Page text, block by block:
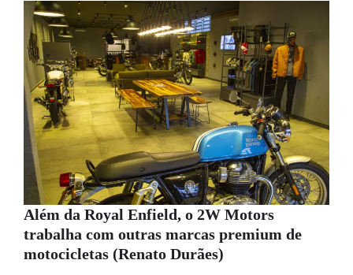
Além da Royal Enfield, o 2W Motors
trabalha com outras marcas premium de
motocicletas (Renato Durães)